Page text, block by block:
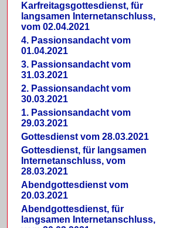
Karfreitagsgottesdienst, für
langsamen Internetanschluss,
vom 02.04.2021
4. Passionsandacht vom
01.04.2021
3. Passionsandacht vom
31.03.2021
2. Passionsandacht vom
30.03.2021
1. Passionsandacht vom
29.03.2021
Gottesdienst vom 28.03.2021
Gottesdienst, für langsamen
Internetanschluss, vom
28.03.2021
Abendgottesdienst vom
20.03.2021
Abendgottesdienst, für
langsamen Internetanschluss,